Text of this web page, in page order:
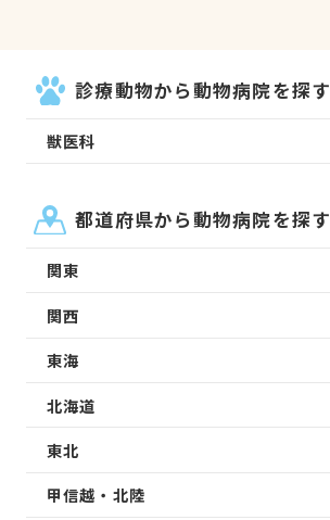
診療動物から動物病院を探す
獣医科
都道府県から動物病院を探す
関東
関西
東海
北海道
東北
甲信越・北陸